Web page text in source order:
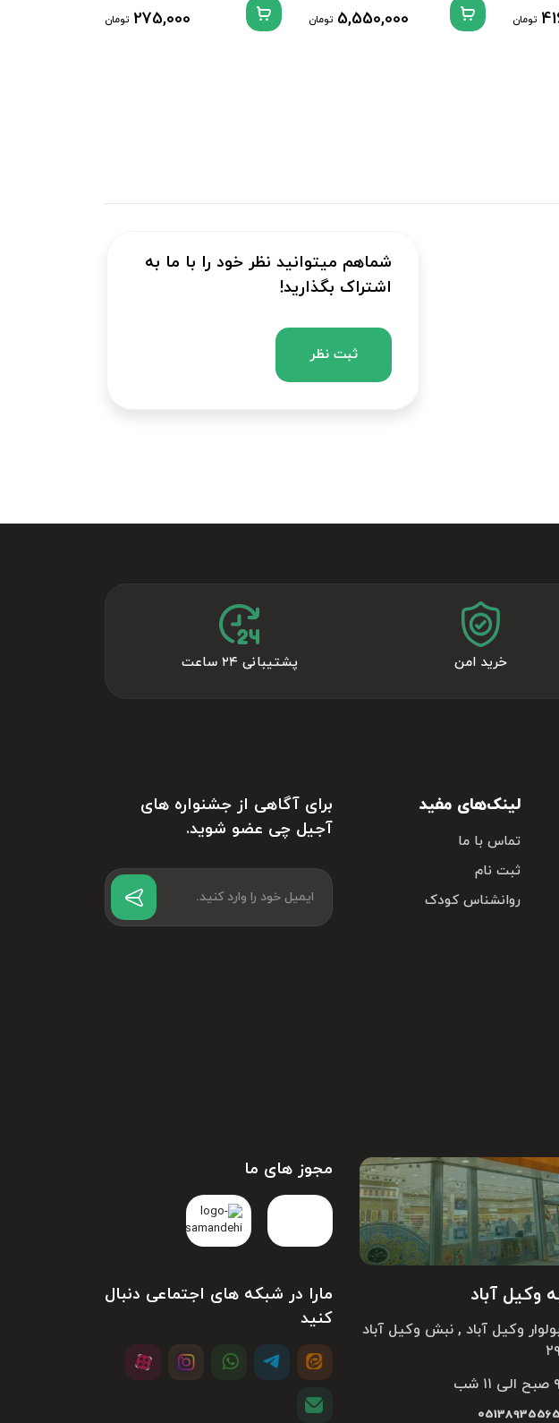
تومان 5,550,000 تومان 275,000 تومان
شماهم میتوانید نظر خود را با ما به
اشتراک بگذارید!
ثبت نظر
خرید امن پشتیبانی ۲۴ ساعت
لینک‌های مفید
تماس با ما
ثبت نام
روانشناس کودک
برای آگاهی از جشنواره های
آجیل چی عضو شوید.
وکیل آباد
وکیل آباد , نبش وکیل آباد
۲۹
۹ صبح الی ۱۱ شب
05138935565
مجوز های ما
مارا در شبکه های اجتماعی دنبال
کنید